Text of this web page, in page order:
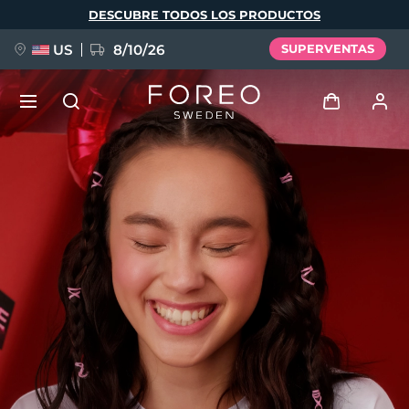
DESCUBRE TODOS LOS PRODUCTOS
US 8/10/26 SUPERVENTAS
Iniciar sesión
Perfil de usuario
Mis dispositivos
Mis pedidos
Mis direcciones
Mis suscripciones
NUEVO
FAQ™ Pure Beauty-Tech Elixir
BREAKING NEWS
issa™ Teeth Whitening Set
Idioma
English Deutsch
Español
Français
Italiano
Português
Polski
Svenska
Русский
Türkçe
简体中文 繁體中文